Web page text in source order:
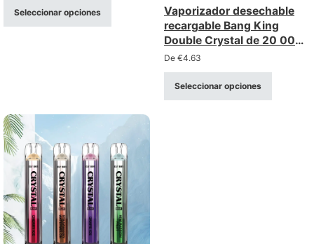
Seleccionar opciones
Vaporizador desechable
recargable Bang King
Double Crystal de 20 000
caladas (intensidad 0-5%)
– Venta al por mayor
De €4.63
Seleccionar opciones